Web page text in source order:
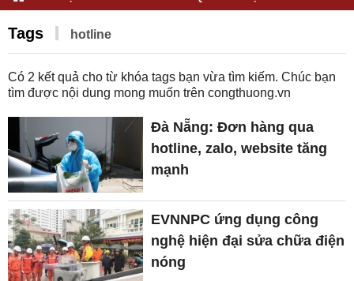
Tags hotline
Có 2 kết quả cho từ khóa tags bạn vừa tìm kiếm. Chúc bạn
tìm được nội dung mong muốn trên congthuong.vn
Đà Nẵng: Đơn hàng qua
hotline, zalo, website tăng
mạnh
EVNNPC ứng dụng công
nghệ hiện đại sửa chữa điện
nóng